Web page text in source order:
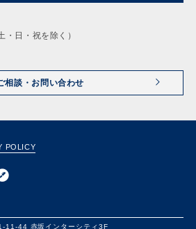
日・祝を除く）
相談・お問い合わせ
POLICY
11-44 赤坂インターシティ3F